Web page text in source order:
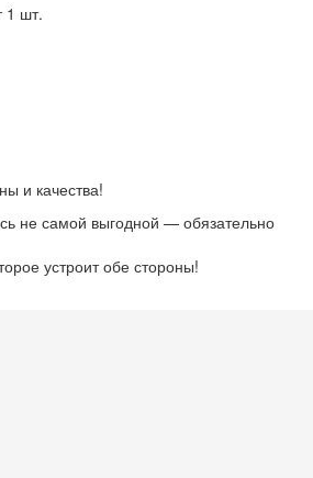
1 шт.
и качества!
не самой выгодной — обязательно
устроит обе стороны!